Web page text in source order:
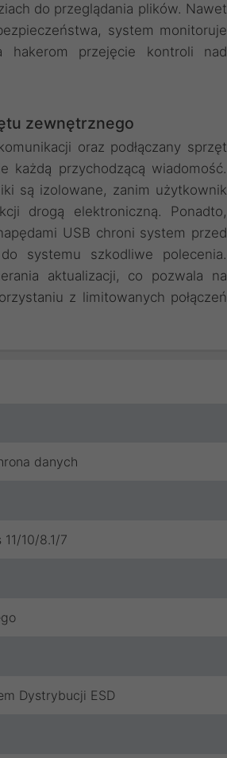
do przeglądania plików. Nawet
system monitoruje
hakerom przejęcie kontroli nad
zewnętrznego
oraz podłączany sprzęt
każdą przychodzącą wiadomość.
są izolowane, zanim użytkownik
drogą elektroniczną. Ponadto,
USB chroni system przed
systemu szkodliwe polecenia.
aktualizacji, co pozwala na
z limitowanych połączeń
danych
10/8.1/7
Dystrybucji ESD